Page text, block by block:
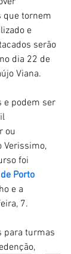
que tornem
e
serão
dia 22 de
Viana.
e podem ser
ou
Verissimo,
foi
Porto
e a
7.
para turmas